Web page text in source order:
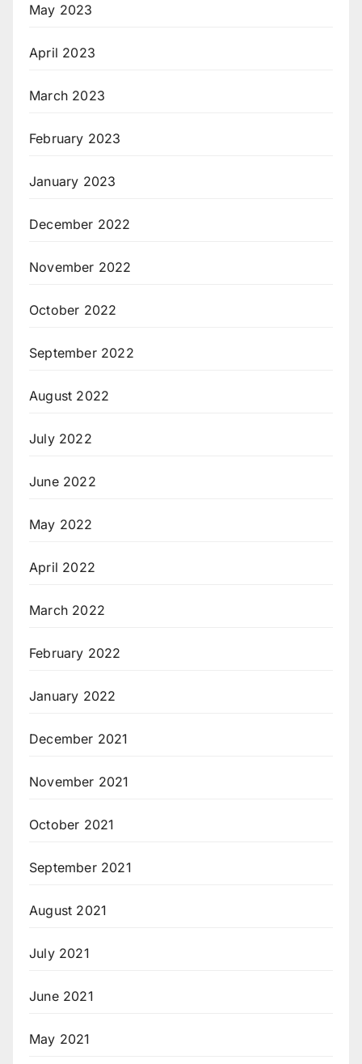
May 2023
April 2023
March 2023
February 2023
January 2023
December 2022
November 2022
October 2022
September 2022
August 2022
July 2022
June 2022
May 2022
April 2022
March 2022
February 2022
January 2022
December 2021
November 2021
October 2021
September 2021
August 2021
July 2021
June 2021
May 2021